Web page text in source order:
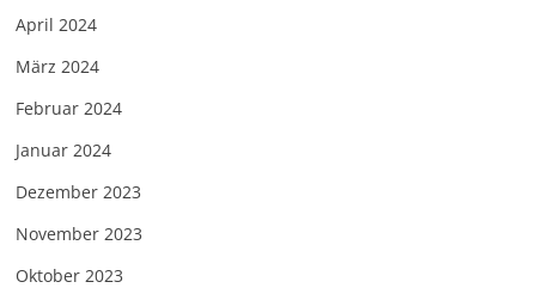
April 2024
März 2024
Februar 2024
Januar 2024
Dezember 2023
November 2023
Oktober 2023